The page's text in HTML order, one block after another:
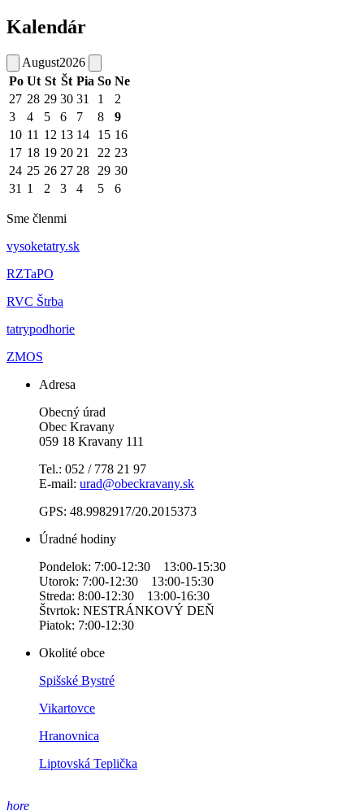
Kalendár
August2026
Po Ut St Št Pia So Ne
27 28 29 30 31 1
2
3
4 5 6 7 8
9
10 11 12 13 14 15 16
17 18 19 20 21 22 23
24 25 26 27 28 29 30
31 1 2 3 4 5 6
Sme členmi
vysoketatry.sk
RZTaPO
RVC Štrba
tatrypodhorie
ZMOS
Adresa
Obecný úrad
Obec Kravany
059 18 Kravany 111
Tel.: 052 / 778 21 97
E-mail: urad@obeckravany.sk
GPS: 48.9982917/20.2015373
Úradné hodiny
Pondelok: 7:00-12:30 13:00-15:30
Utorok: 7:00-12:30 13:00-15:30
Streda: 8:00-12:30 13:00-16:30
Štvrtok: NESTRÁNKOVÝ DEŇ
Piatok: 7:00-12:30
Okolité obce
Spišské Bystré
Vikartovce
Hranovnica
Liptovská Teplička
hore